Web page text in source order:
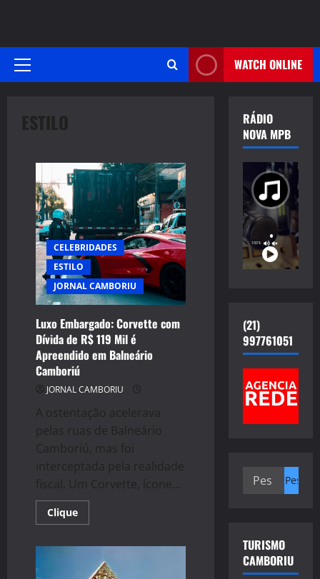
Primary
WATCH ONLINE
ESTILO
CELEBRIDADES
ESTILO
JORNAL CAMBORIU
Luxo Embargado: Corvette com
Dívida de R$ 119 Mil é
Apreendido em Balneário
Camboriú
JORNAL CAMBORIU
A ostentação acelerava
pelas ruas de Balneário
Camboriú, mas foi
interceptada pela realidade
fiscal. Um Corvette, ícone...
CliqueRead
more
Corvette
com
RÁDIO
NOVA MPB
(21)
997761051
Pesquisar
TURISMO
CAMBORIU